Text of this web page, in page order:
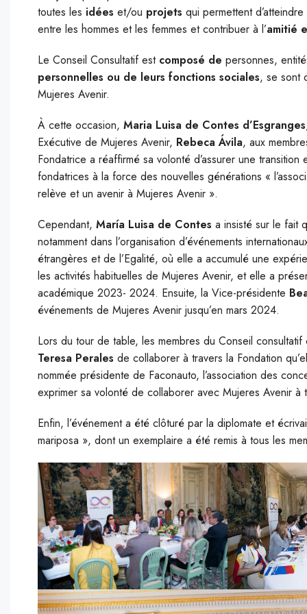
toutes les idées et/ou projets qui permettent
entre les hommes et les femmes et contribuer à l’amitié
Le Conseil Consultatif estcomposé de personnes,
personnelles ou de leurs fonctions sociales, se sont
Mujeres Avenir.
À cette occasion, Maria Luisa de Contes d’Esgranges
Exécutive de Mujeres Avenir, Rebeca Ávila, aux
Fondatrice a réaffirmé sa volonté d’assurer une
fondatrices à la force des nouvelles générations «
relève et un avenir à Mujeres Avenir ».
Cependant, María Luisa de Contes a insisté sur le fait
notamment dans l’organisation d’événements
étrangères et de l’Egalité, où elle a accumulé une
les activités habituelles de Mujeres Avenir, et elle a
académique 2023- 2024. Ensuite, la Vice-présidente
événements de Mujeres Avenir jusqu’en mars 2024.
Lors du tour de table, les membres du Conseil
Teresa Perales de collaborer à travers la Fondation
nommée présidente de Faconauto, l’association des
exprimer sa volonté de collaborer avec Mujeres Avenir à
Enfin, l’événement a été clôturé par la diplomate et
mariposa », dont un exemplaire a été remis à tous les